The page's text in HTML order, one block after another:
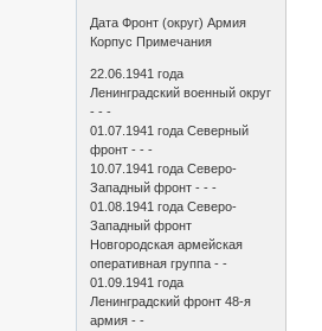
Дата Фронт (округ) Армия
Корпус Примечания
22.06.1941 года
Ленинградский военный округ
- - -
01.07.1941 года Северный
фронт - - -
10.07.1941 года Северо-
Западный фронт - - -
01.08.1941 года Северо-
Западный фронт
Новгородская армейская
оперативная группа - -
01.09.1941 года
Ленинградский фронт 48-я
армия - -